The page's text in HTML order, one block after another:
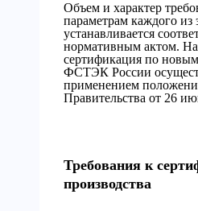
Объем и характер
параметрам каждого из
устанавливается
нормативным актом.
сертификация по
ФСТЭК России
применением
Правительства от 26
Требования к
производства